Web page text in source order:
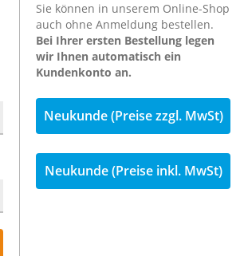
Sie können in unserem Online-Shop
auch ohne Anmeldung bestellen.
Bei Ihrer ersten Bestellung legen
wir Ihnen automatisch ein
Kundenkonto an.
Neukunde (Preise zzgl. MwSt)
Neukunde (Preise inkl. MwSt)
Exemplarische Darstellung: Klemmring,